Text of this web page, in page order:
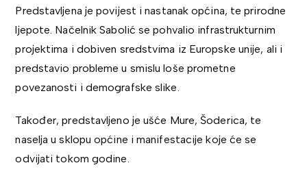
Predstavljena je povijest i nastanak općina, te prirodne
ljepote. Načelnik Sabolić se pohvalio infrastrukturnim
projektima i dobiven sredstvima iz Europske unije, ali i
predstavio probleme u smislu loše prometne
povezanosti i demografske slike.
Također, predstavljeno je ušće Mure, Šoderica, te
naselja u sklopu općine i manifestacije koje će se
odvijati tokom godine.